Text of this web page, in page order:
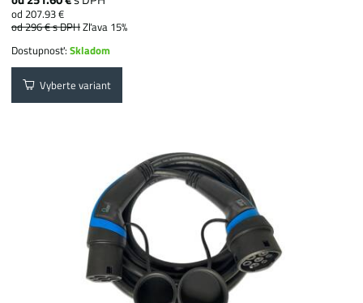
od 207.93 €
od 296 €s DPHZľava 15%
Dostupnosť:Skladom
Vyberte variant